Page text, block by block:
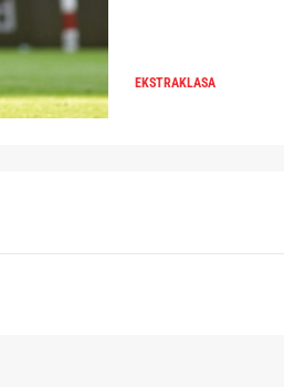
EKSTRAKLASA